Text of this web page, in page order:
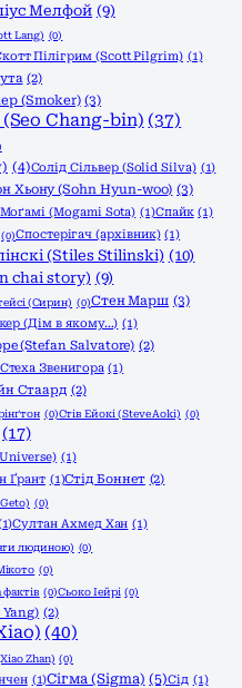
Мелфой (9)
Lang) (0)
Пілігрим (Scott Pilgrim) (1)
(2)
(Smoker) (3)
Chang-bin) (37)
(4)Солід Сільвер (Solid Silva) (1)
Хьону (Sohn Hyun-woo) (3)
(Mogami Sota) (1)Спайк (1)
(0)Спостерігач (архівник) (1)
(Stiles Stilinski) (10)
chai story) (9)
(Сирин) (0)Стен Марш (3)
(Дім в якому…) (1)
(Stefan Salvatore) (2)
Стеха Звенигора (1)
Стаард (2)
(0)Стів Ейокі (Steve Aoki) (0)
(17)
(1)
Ґрант (1)Стід Боннет (2)
(0)
Султан Ахмед Хан (1)
людиною) (0)
(0)
(0)Сьоко Іейрі (0)
(2)
(40)
Zhan) (0)
(1)Сігма (Sigma) (5)Сід (1)